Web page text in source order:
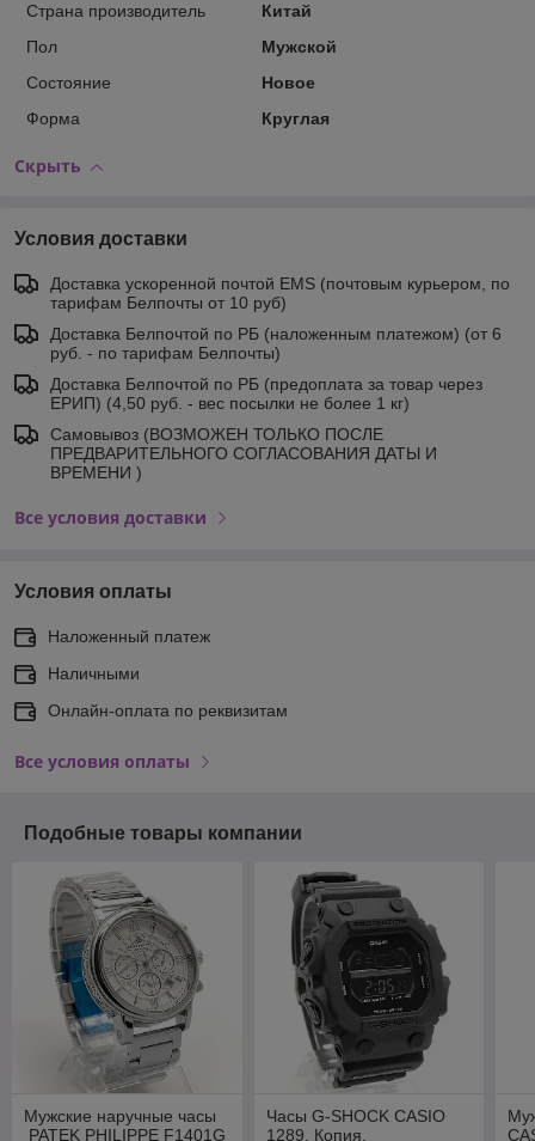
Страна производитель
Китай
Пол
Мужской
Состояние
Новое
Форма
Круглая
Скрыть
Условия доставки
Доставка ускоренной почтой EMS (почтовым курьером, по
тарифам Белпочты от 10 руб)
Доставка Белпочтой по РБ (наложенным платежом) (от 6
руб. - по тарифам Белпочты)
Доставка Белпочтой по РБ (предоплата за товар через
ЕРИП) (4,50 руб. - вес посылки не более 1 кг)
Самовывоз (ВОЗМОЖЕН ТОЛЬКО ПОСЛЕ
ПРЕДВАРИТЕЛЬНОГО СОГЛАСОВАНИЯ ДАТЫ И
ВРЕМЕНИ )
Все условия доставки
Условия оплаты
Наложенный платеж
Наличными
Онлайн-оплата по реквизитам
Все условия оплаты
Подобные товары компании
Мужские наручные часы
PATEK PHILIPPE F1401G
Часы G-SHOCK CASIO
1289. Копия.